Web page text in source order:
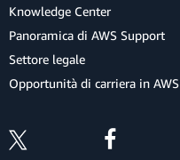
Knowledge Center
Panoramica di AWS Support
Settore legale
Opportunità di carriera in AWS